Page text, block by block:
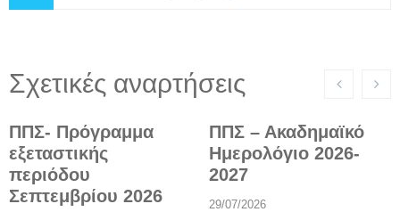
Σχετικές αναρτήσεις
ΠΠΣ- Πρόγραμμα
εξεταστικής
περιόδου
Σεπτεμβρίου 2026
ΠΠΣ – Ακαδημαϊκό
Ημερολόγιο 2026-
2027
29/07/2026